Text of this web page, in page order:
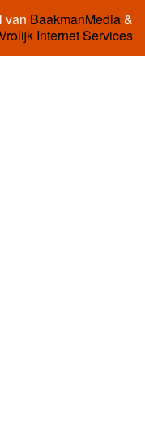
van BaakmanMedia&
Internet Services